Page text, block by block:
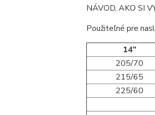
NÁVOD, AKO SI
Použiteľné pre
14"
205/70
215/65
225/60